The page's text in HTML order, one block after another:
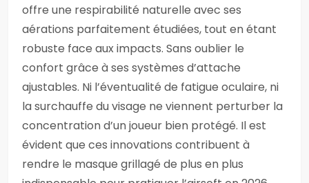
offre une respirabilité naturelle avec ses
aérations parfaitement étudiées, tout en étant
robuste face aux impacts. Sans oublier le
confort grâce à ses systèmes d’attache
ajustables. Ni l’éventualité de fatigue oculaire, ni
la surchauffe du visage ne viennent perturber la
concentration d’un joueur bien protégé. Il est
évident que ces innovations contribuent à
rendre le masque grillagé de plus en plus